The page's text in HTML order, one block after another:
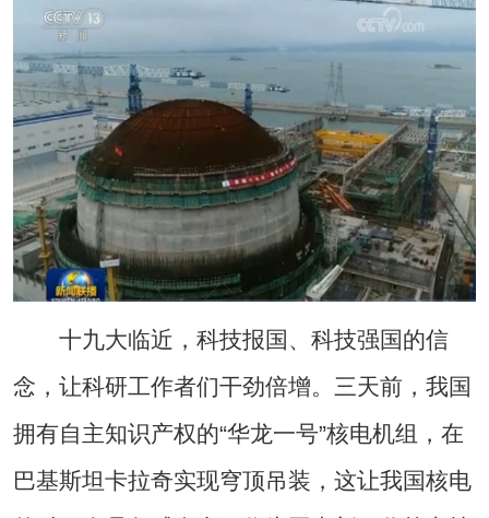
十九大临近，科技报国、科技强国的信
念，让科研工作者们干劲倍增。三天前，我国
拥有自主知识产权的“华龙一号”核电机组，在
巴基斯坦卡拉奇实现穹顶吊装，这让我国核电